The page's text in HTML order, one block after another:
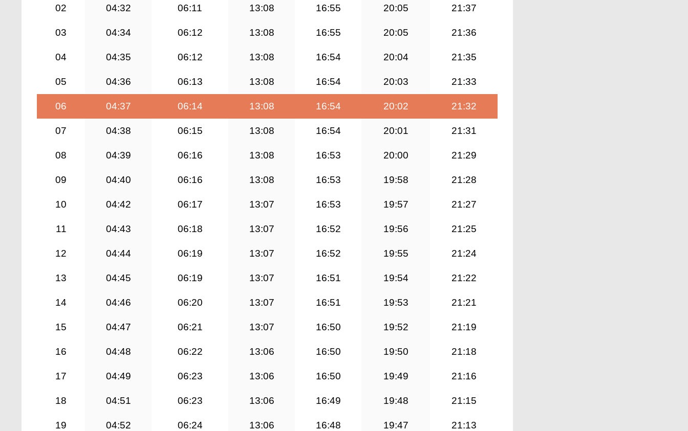
02 04:32 06:11 13:08 16:55 20:05 21:37
03 04:34 06:12 13:08 16:55 20:05 21:36
04 04:35 06:12 13:08 16:54 20:04 21:35
05 04:36 06:13 13:08 16:54 20:03 21:33
06 04:37 06:14 13:08 16:54 20:02 21:32
07 04:38 06:15 13:08 16:54 20:01 21:31
08 04:39 06:16 13:08 16:53 20:00 21:29
09 04:40 06:16 13:08 16:53 19:58 21:28
10 04:42 06:17 13:07 16:53 19:57 21:27
11 04:43 06:18 13:07 16:52 19:56 21:25
12 04:44 06:19 13:07 16:52 19:55 21:24
13 04:45 06:19 13:07 16:51 19:54 21:22
14 04:46 06:20 13:07 16:51 19:53 21:21
15 04:47 06:21 13:07 16:50 19:52 21:19
16 04:48 06:22 13:06 16:50 19:50 21:18
17 04:49 06:23 13:06 16:50 19:49 21:16
18 04:51 06:23 13:06 16:49 19:48 21:15
19 04:52 06:24 13:06 16:48 19:47 21:13